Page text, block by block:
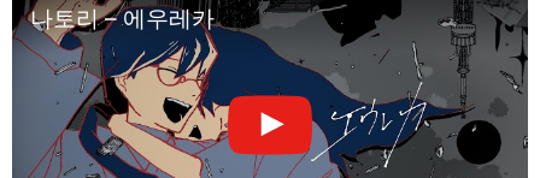
나토리 – 에우레카